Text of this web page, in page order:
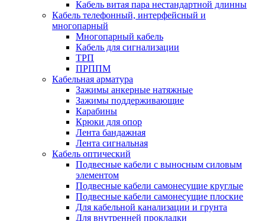
Кабель витая пара нестандартной длинны
Кабель телефонный, интерфейсный и
многопарный
Многопарный кабель
Кабель для сигнализации
ТРП
ПРППМ
Кабельная арматура
Зажимы анкерные натяжные
Зажимы поддерживающие
Карабины
Крюки для опор
Лента бандажная
Лента сигнальная
Кабель оптический
Подвесные кабели с выносным силовым
элементом
Подвесные кабели самонесущие круглые
Подвесные кабели самонесущие плоские
Для кабельной канализации и грунта
Для внутренней прокладки